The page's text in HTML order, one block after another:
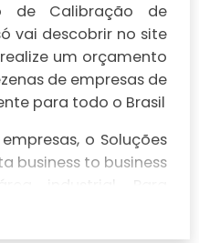
de Calibração de
vai descobrir no site
um orçamento
de empresas de
para todo o Brasil
o Soluções
business to business
industrial. Para
de Calibração de
um ou mais dos